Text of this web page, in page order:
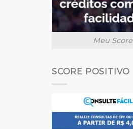
Meu Score
SCORE POSITIVO